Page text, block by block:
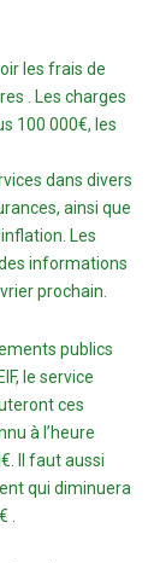
les frais de
. Les charges
100 000€, les
dans divers
ainsi que
Les
informations
prochain.
publics
le service
ces
à l’heure
Il faut aussi
qui diminuera